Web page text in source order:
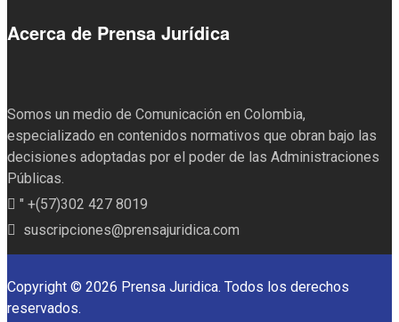
Acerca de Prensa Jurídica
Somos un medio de Comunicación en Colombia,
especializado en contenidos normativos que obran bajo las
decisiones adoptadas por el poder de las Administraciones
Públicas.
" +(57)302 427 8019
suscripciones@prensajuridica.com
Copyright © 2026 Prensa Juridica. Todos los derechos
reservados.